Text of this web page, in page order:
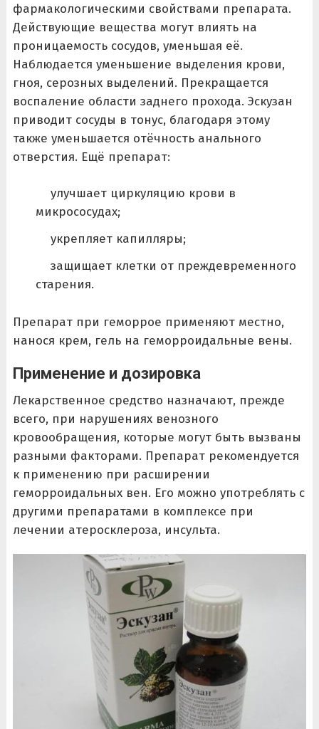
фармакологическими свойствами препарата.
Действующие вещества могут влиять на
проницаемость сосудов, уменьшая её.
Наблюдается уменьшение выделения крови,
гноя, серозных выделений. Прекращается
воспаление области заднего прохода. Эскузан
приводит сосуды в тонус, благодаря этому
также уменьшается отёчность анального
отверстия. Ещё препарат:
улучшает циркуляцию крови в
микрососудах;
укрепляет капилляры;
защищает клетки от преждевременного
старения.
Препарат при геморрое применяют местно,
нанося крем, гель на геморроидальные вены.
Применение и дозировка
Лекарственное средство назначают, прежде
всего, при нарушениях венозного
кровообращения, которые могут быть вызваны
разными факторами. Препарат рекомендуется
к применению при расширении
геморроидальных вен. Его можно употреблять с
другими препаратами в комплексе при
лечении атеросклероза, инсульта.